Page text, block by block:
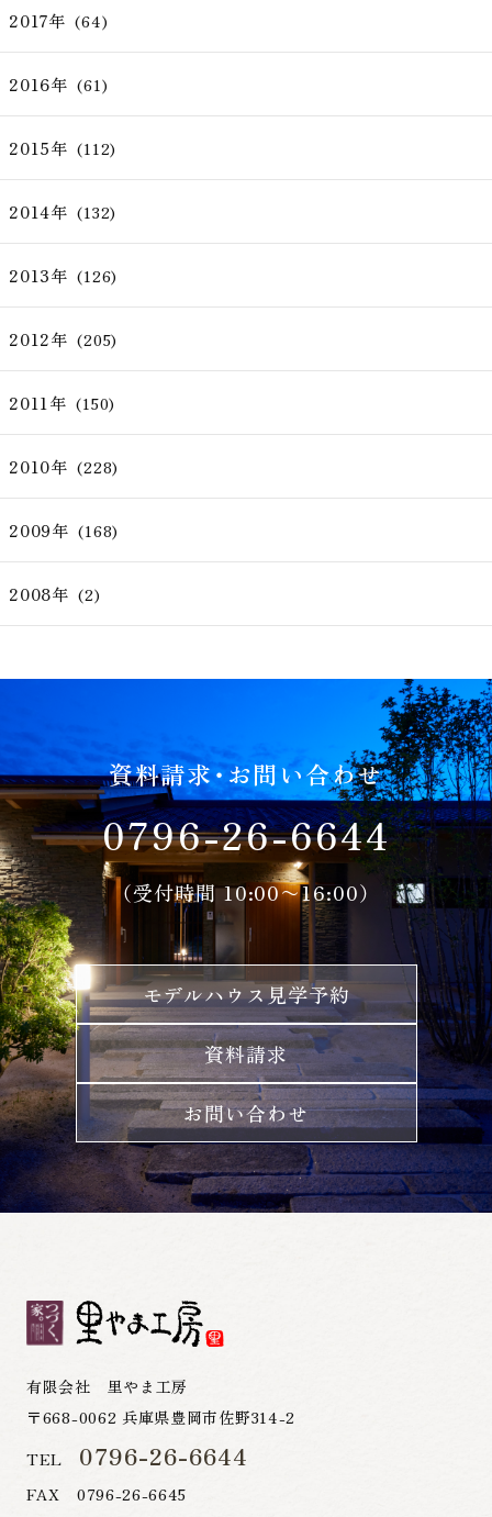
2017年 (64)
2016年 (61)
2015年 (112)
2014年 (132)
2013年 (126)
2012年 (205)
2011年 (150)
2010年 (228)
2009年 (168)
2008年 (2)
資料請求・お問い合わせ
0796-26-6644
（受付時間 10:00〜16:00）
モデルハウス見学予約
資料請求
お問い合わせ
有限会社 里やま工房
〒668-0062 兵庫県豊岡市佐野314-2
TEL 0796-26-6644
FAX 0796-26-6645